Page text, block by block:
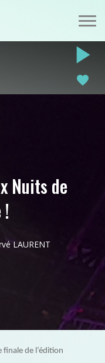
play_arrow
favorite
Nuits de
!
LAURENT
de l’édition